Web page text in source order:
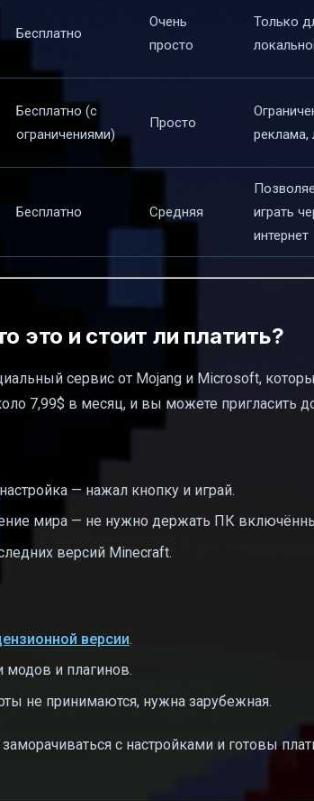
Бесплатно
Очень
просто
Только
Бесплатно (с
ограничениями)
Просто
реклама,
Бесплатно Средняя
играть
интернет
это и стоит ли платить?
сервис от Mojang и Microsoft,
7,99$ в месяц, и вы можете пригласить
— нажал кнопку и играй.
мира — не нужно держать ПК
версий Minecraft.
версии.
модов и плагинов.
не принимаются, нужна зарубежная.
с настройками и готовы